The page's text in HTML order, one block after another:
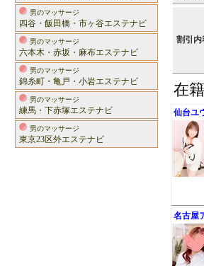
男のマッサージ
四谷・飯田橋・市ヶ谷エステナビ
男のマッサージ
六本木・赤坂・麻布エステナビ
男のマッサージ
錦糸町・亀戸・小岩エステナビ
男のマッサージ
練馬・下赤塚エステナビ
男のマッサージ
東京23区外エステナビ
割引内
在
仙台ユ
名古屋